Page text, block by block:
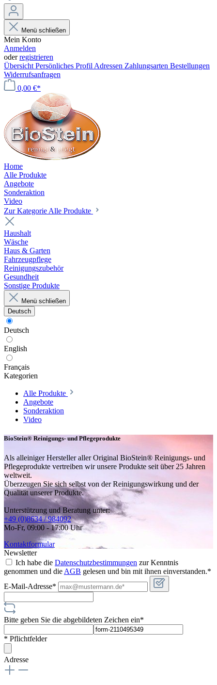
Menü schließen
Mein Konto
Anmelden
oderregistrieren
Übersicht Persönliches Profil Adressen Zahlungsarten Bestellungen
Widerrufsanfragen
0,00 €*
Home
Alle Produkte
Angebote
Sonderaktion
Video
Zur Kategorie Alle Produkte
Haushalt
Wäsche
Haus & Garten
Fahrzeugpflege
Reinigungszubehör
Gesundheit
Sonstige Produkte
Menü schließen
Deutsch
Deutsch
English
Français
Kategorien
Alle Produkte
Angebote
Sonderaktion
Video
BioStein® Reinigungs- und Pflegeprodukte
Als alleiniger Hersteller aller Original BioStein® Reinigungs- und
Pflegeprodukte vertreiben wir unsere Produkte seit über 25 Jahren
weltweit.
Überzeugen Sie sich selbst von der Reinigungswirkung und der
Qualität unserer Produkte.
Unterstützung und Beratung unter:
+49 (0)8634 / 984092
Mo-Fr, 09:00 - 17:00 Uhr
Kontaktformular
Newsletter
Ich habe die Datenschutzbestimmungen zur Kenntnis
genommen und die AGB gelesen und bin mit ihnen einverstanden.*
E-Mail-Adresse*
Bitte geben Sie die abgebildeten Zeichen ein*
* Pflichtfelder
Adresse